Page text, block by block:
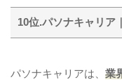
10位.パソナキャリア
パソナキャリアは、 業